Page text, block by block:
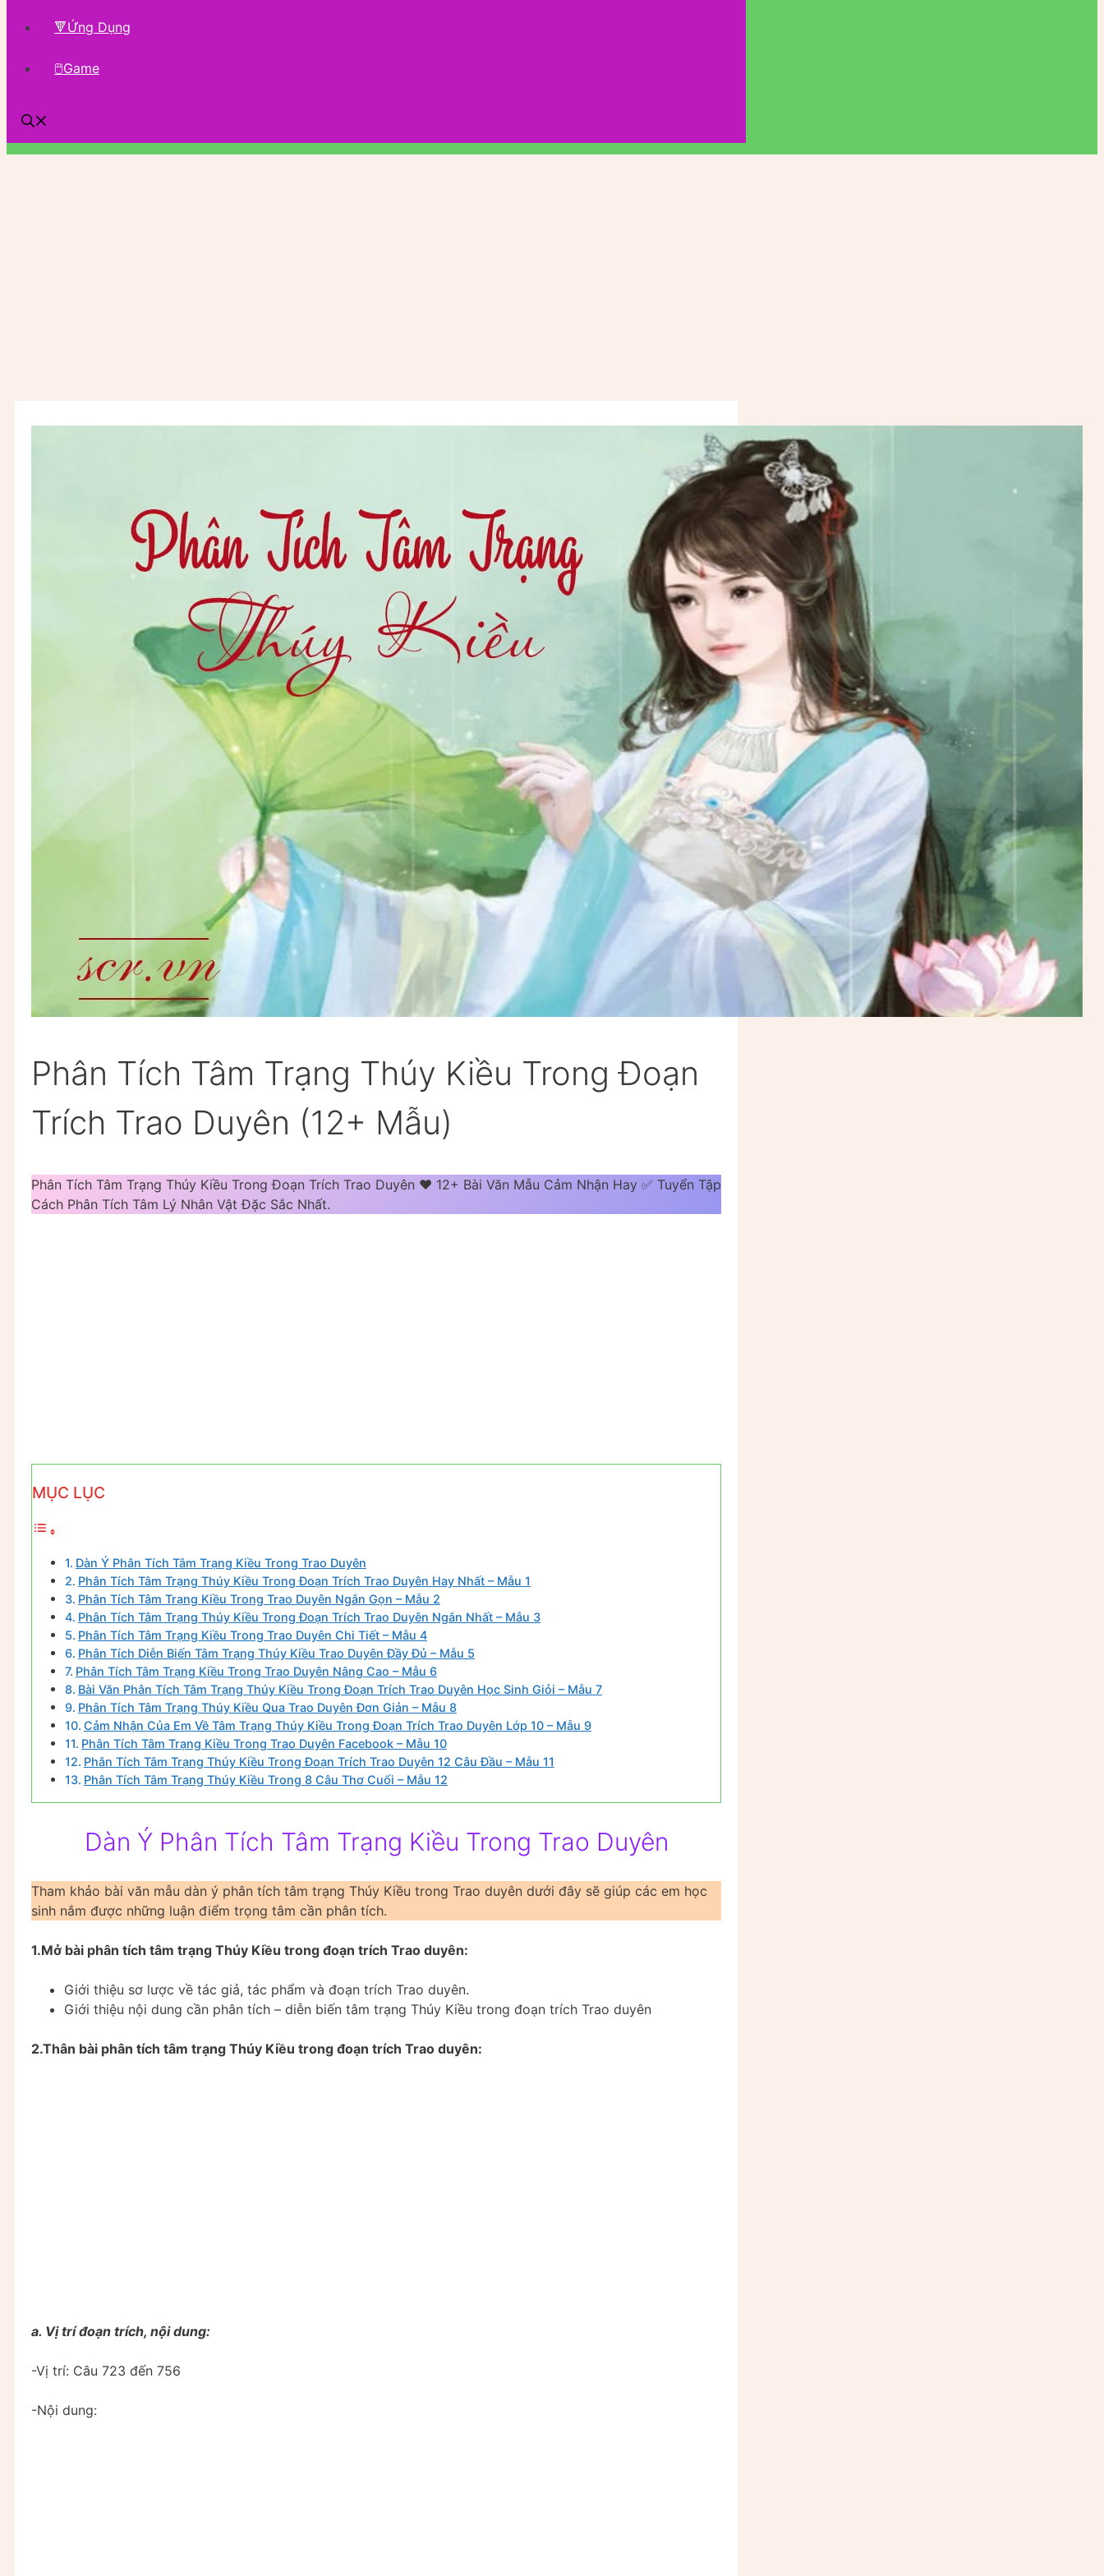
🔻Ứng Dụng
🖱Game
Phân Tích Tâm Trạng Thúy Kiều Trong Đoạn
Trích Trao Duyên (12+ Mẫu)
Phân Tích Tâm Trạng Thúy Kiều Trong Đoạn Trích Trao Duyên ❤️ 12+ Bài Văn Mẫu Cảm Nhận Hay ✅ Tuyển Tập
Cách Phân Tích Tâm Lý Nhân Vật Đặc Sắc Nhất.
MỤC LỤC
Dàn Ý Phân Tích Tâm Trạng Kiều Trong Trao Duyên
Phân Tích Tâm Trạng Thúy Kiều Trong Đoạn Trích Trao Duyên Hay Nhất – Mẫu 1
Phân Tích Tâm Trạng Kiều Trong Trao Duyên Ngắn Gọn – Mẫu 2
Phân Tích Tâm Trạng Thúy Kiều Trong Đoạn Trích Trao Duyên Ngắn Nhất – Mẫu 3
Phân Tích Tâm Trạng Kiều Trong Trao Duyên Chi Tiết – Mẫu 4
Phân Tích Diễn Biến Tâm Trạng Thúy Kiều Trao Duyên Đầy Đủ – Mẫu 5
Phân Tích Tâm Trạng Kiều Trong Trao Duyên Nâng Cao – Mẫu 6
Bài Văn Phân Tích Tâm Trạng Thúy Kiều Trong Đoạn Trích Trao Duyên Học Sinh Giỏi – Mẫu 7
Phân Tích Tâm Trạng Thúy Kiều Qua Trao Duyên Đơn Giản – Mẫu 8
Cảm Nhận Của Em Về Tâm Trạng Thúy Kiều Trong Đoạn Trích Trao Duyên Lớp 10 – Mẫu 9
Phân Tích Tâm Trạng Kiều Trong Trao Duyên Facebook – Mẫu 10
Phân Tích Tâm Trạng Thúy Kiều Trong Đoạn Trích Trao Duyên 12 Câu Đầu – Mẫu 11
Phân Tích Tâm Trạng Thúy Kiều Trong 8 Câu Thơ Cuối – Mẫu 12
Dàn Ý Phân Tích Tâm Trạng Kiều Trong Trao Duyên
Tham khảo bài văn mẫu dàn ý phân tích tâm trạng Thúy Kiều trong Trao duyên dưới đây sẽ giúp các em học
sinh nắm được những luận điểm trọng tâm cần phân tích.
1.Mở bài phân tích tâm trạng Thúy Kiều trong đoạn trích Trao duyên:
Giới thiệu sơ lược về tác giả, tác phẩm và đoạn trích Trao duyên.
Giới thiệu nội dung cần phân tích – diễn biến tâm trạng Thúy Kiều trong đoạn trích Trao duyên
2.Thân bài phân tích tâm trạng Thúy Kiều trong đoạn trích Trao duyên:
a. Vị trí đoạn trích, nội dung:
-Vị trí: Câu 723 đến 756
-Nội dung: